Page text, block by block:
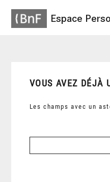
Espace
VOUS AVEZ DÉJÀ
Les champs avec un